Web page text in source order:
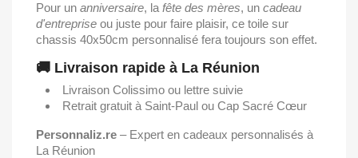
Pour un anniversaire, la fête des mères, un cadeau
d'entreprise ou juste pour faire plaisir, ce toile sur
chassis 40x50cm personnalisé fera toujours son effet.
🚚 Livraison rapide à La Réunion
Livraison Colissimo ou lettre suivie
Retrait gratuit à Saint-Paul ou Cap Sacré Cœur
Personnaliz.re – Expert en cadeaux personnalisés à
La Réunion